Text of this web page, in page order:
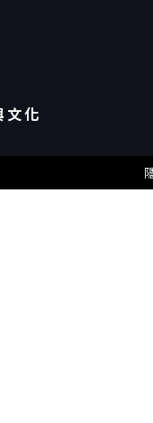
文化